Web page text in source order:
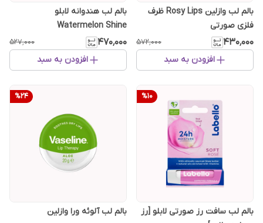
بالم لب وازلین Rosy Lips ظرف
فلزی صورتی
۴۳۰٬۰۰۰ ۵۷۲٬۰۰۰
افزودن به سبد
بالم لب هندوانه لابلو
Watermelon Shine
۴۷۰٬۰۰۰ ۵۲۷٬۰۰۰
افزودن به سبد
%10
بالم لب سافت رز صورتی لابلو [رز
%24
بالم لب آلوئه ورا وازلین